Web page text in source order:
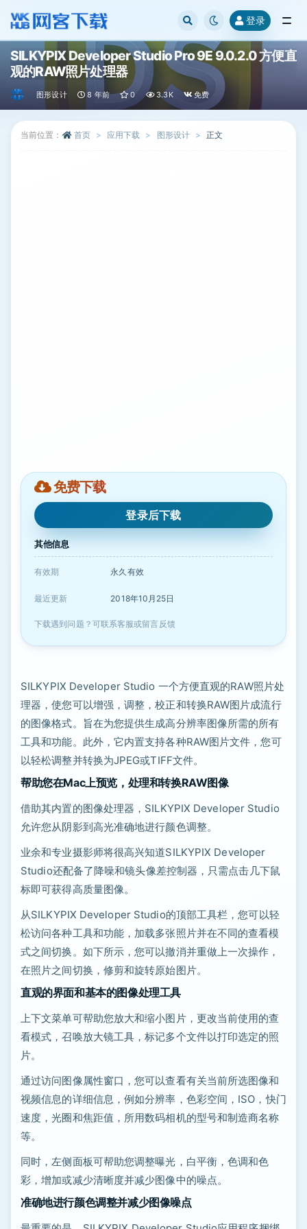
登录
SILKYPIX Developer Studio Pro 9E 9.0.2.0 方便直
观的RAW照片处理器
图形设计 8 年前 0 3.3K 免费
当前位置： 首页 应用下载 图形设计 正文
免费下载
登录后下载
其他信息
有效期 永久有效
最近更新 2018年10月25日
下载遇到问题？可联系客服或留言反馈
SILKYPIX Developer Studio 一个方便直观的RAW照片处
理器，使您可以增强，调整，校正和转换RAW图片成流行
的图像格式。旨在为您提供生成高分辨率图像所需的所有
工具和功能。此外，它内置支持各种RAW图片文件，您可
以轻松调整并转换为JPEG或TIFF文件。
帮助您在Mac上预览，处理和转换RAW图像
借助其内置的图像处理器，SILKYPIX Developer Studio
允许您从阴影到高光准确地进行颜色调整。
业余和专业摄影师将很高兴知道SILKYPIX Developer
Studio还配备了降噪和镜头像差控制器，只需点击几下鼠
标即可获得高质量图像。
从SILKYPIX Developer Studio的顶部工具栏，您可以轻
松访问各种工具和功能，加载多张照片并在不同的查看模
式之间切换。如下所示，您可以撤消并重做上一次操作，
在照片之间切换，修剪和旋转原始图片。
直观的界面和基本的图像处理工具
上下文菜单可帮助您放大和缩小图片，更改当前使用的查
看模式，召唤放大镜工具，标记多个文件以打印选定的照
片。
通过访问图像属性窗口，您可以查看有关当前所选图像和
视频信息的详细信息，例如分辨率，色彩空间，ISO，快门
速度，光圈和焦距值，所用数码相机的型号和制造商名称
等。
同时，左侧面板可帮助您调整曝光，白平衡，色调和色
彩，增加或减少清晰度并减少图像中的噪点。
准确地进行颜色调整并减少图像噪点
全部